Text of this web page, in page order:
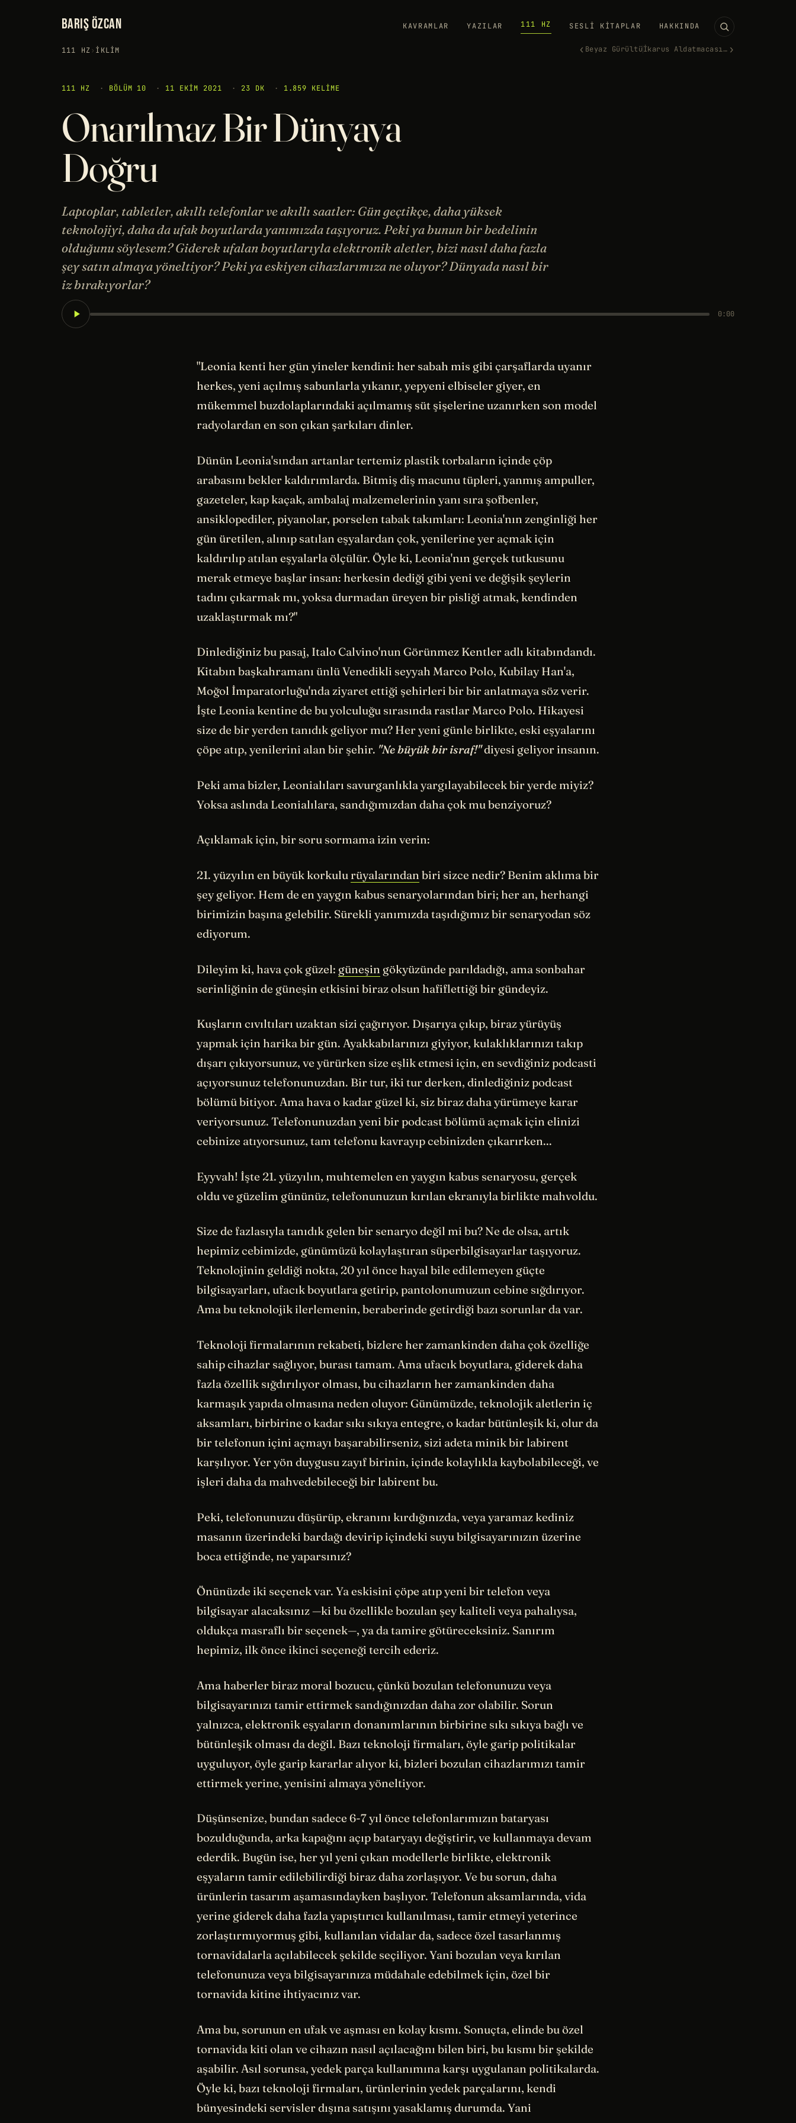
BARIŞ ÖZCAN KAVRAMLAR YAZILAR 111 HZ SESLI KITAPLAR HAKKINDA
111 HZ› İKLIM ‹ Beyaz Gürültü İkarus Aldatmacası: Yüksekten… ›
111 HZ · BÖLÜM 10 · 11 EKIM 2021 · 23 DK · 1.859 KELIME
Onarılmaz Bir Dünyaya
Doğru
Laptoplar, tabletler, akıllı telefonlar ve akıllı saatler: Gün geçtikçe, daha yüksek
teknolojiyi, daha da ufak boyutlarda yanımızda taşıyoruz. Peki ya bunun bir bedelinin
olduğunu söylesem? Giderek ufalan boyutlarıyla elektronik aletler, bizi nasıl daha fazla
şey satın almaya yöneltiyor? Peki ya eskiyen cihazlarımıza ne oluyor? Dünyada nasıl bir
iz bırakıyorlar?
0:00
"Leonia kenti her gün yineler kendini: her sabah mis gibi çarşaflarda uyanır
herkes, yeni açılmış sabunlarla yıkanır, yep­yeni elbiseler giyer, en
mükemmel buzdolaplarındaki açılma­mış süt şişelerine uzanırken son model
radyolardan en son çıkan şarkıları dinler.
Dünün Leonia'sından artanlar tertemiz plastik torbaların içinde çöp
arabasını bekler kaldırımlarda. Bitmiş diş macunu tüpleri, yanmış ampuller,
gazeteler, kap kaçak, ambalaj malze­melerinin yanı sıra şofbenler,
ansiklopediler, piyanolar, porse­len tabak takımları: Leonia'nın zenginliği her
gün üretilen, alı­nıp satılan eşyalardan çok, yenilerine yer açmak için
kaldırılıp atılan eşyalarla ölçülür. Öyle ki, Leonia'nın gerçek tutkusunu
merak etmeye başlar insan: herkesin dediği gibi yeni ve değişik şeylerin
tadını çıkarmak mı, yoksa durmadan üreyen bir pisliği atmak, kendinden
uzaklaştırmak mı?"
Dinlediğiniz bu pasaj, Italo Calvino'nun Görünmez Kentler adlı kitabındandı.
Kitabın başkahramanı ünlü Venedikli seyyah Marco Polo, Kubilay Han'a,
Moğol İmparatorluğu'nda ziyaret ettiği şehirleri bir bir anlatmaya söz verir.
İşte Leonia kentine de bu yolculuğu sırasında rastlar Marco Polo. Hikayesi
size de bir yerden tanıdık geliyor mu? Her yeni günle birlikte, eski eşyalarını
çöpe atıp, yenilerini alan bir şehir. "Ne büyük bir israf!"diyesi geliyor insanın.
Peki ama bizler, Leonialıları savurganlıkla yargılayabilecek bir yerde miyiz?
Yoksa aslında Leonialılara, sandığımızdan daha çok mu benziyoruz?
Açıklamak için, bir soru sormama izin verin:
21. yüzyılın en büyük korkulu rüyalarından biri sizce nedir? Benim aklıma bir
şey geliyor. Hem de en yaygın kabus senaryolarından biri; her an, herhangi
birimizin başına gelebilir. Sürekli yanımızda taşıdığımız bir senaryodan söz
ediyorum.
Dileyim ki, hava çok güzel: güneşin gökyüzünde parıldadığı, ama sonbahar
serinliğinin de güneşin etkisini biraz olsun hafiflettiği bir gündeyiz.
Kuşların cıvıltıları uzaktan sizi çağırıyor. Dışarıya çıkıp, biraz yürüyüş
yapmak için harika bir gün. Ayakkabılarınızı giyiyor, kulaklıklarınızı takıp
dışarı çıkıyorsunuz, ve yürürken size eşlik etmesi için, en sevdiğiniz podcasti
açıyorsunuz telefonunuzdan. Bir tur, iki tur derken, dinlediğiniz podcast
bölümü bitiyor. Ama hava o kadar güzel ki, siz biraz daha yürümeye karar
veriyorsunuz. Telefonunuzdan yeni bir podcast bölümü açmak için elinizi
cebinize atıyorsunuz, tam telefonu kavrayıp cebinizden çıkarırken...
Eyyvah! İşte 21. yüzyılın, muhtemelen en yaygın kabus senaryosu, gerçek
oldu ve güzelim gününüz, telefonunuzun kırılan ekranıyla birlikte mahvoldu.
Size de fazlasıyla tanıdık gelen bir senaryo değil mi bu? Ne de olsa, artık
hepimiz cebimizde, günümüzü kolaylaştıran süperbilgisayarlar taşıyoruz.
Teknolojinin geldiği nokta, 20 yıl önce hayal bile edilemeyen güçte
bilgisayarları, ufacık boyutlara getirip, pantolonumuzun cebine sığdırıyor.
Ama bu teknolojik ilerlemenin, beraberinde getirdiği bazı sorunlar da var.
Teknoloji firmalarının rekabeti, bizlere her zamankinden daha çok özelliğe
sahip cihazlar sağlıyor, burası tamam. Ama ufacık boyutlara, giderek daha
fazla özellik sığdırılıyor olması, bu cihazların her zamankinden daha
karmaşık yapıda olmasına neden oluyor: Günümüzde, teknolojik aletlerin iç
aksamları, birbirine o kadar sıkı sıkıya entegre, o kadar bütünleşik ki, olur da
bir telefonun içini açmayı başarabilirseniz, sizi adeta minik bir labirent
karşılıyor. Yer yön duygusu zayıf birinin, içinde kolaylıkla kaybolabileceği, ve
işleri daha da mahvedebileceği bir labirent bu.
Peki, telefonunuzu düşürüp, ekranını kırdığınızda, veya yaramaz kediniz
masanın üzerindeki bardağı devirip içindeki suyu bilgisayarınızın üzerine
boca ettiğinde, ne yaparsınız?
Önünüzde iki seçenek var. Ya eskisini çöpe atıp yeni bir telefon veya
bilgisayar alacaksınız —ki bu özellikle bozulan şey kaliteli veya pahalıysa,
oldukça masraflı bir seçenek—, ya da tamire götüreceksiniz. Sanırım
hepimiz, ilk önce ikinci seçeneği tercih ederiz.
Ama haberler biraz moral bozucu, çünkü bozulan telefonunuzu veya
bilgisayarınızı tamir ettirmek sandığınızdan daha zor olabilir. Sorun
yalnızca, elektronik eşyaların donanımlarının birbirine sıkı sıkıya bağlı ve
bütünleşik olması da değil. Bazı teknoloji firmaları, öyle garip politikalar
uyguluyor, öyle garip kararlar alıyor ki, bizleri bozulan cihazlarımızı tamir
ettirmek yerine, yenisini almaya yöneltiyor.
Düşünsenize, bundan sadece 6-7 yıl önce telefonlarımızın bataryası
bozulduğunda, arka kapağını açıp bataryayı değiştirir, ve kullanmaya devam
ederdik. Bugün ise, her yıl yeni çıkan modellerle birlikte, elektronik
eşyaların tamir edilebilirdiği biraz daha zorlaşıyor. Ve bu sorun, daha
ürünlerin tasarım aşamasındayken başlıyor. Telefonun aksamlarında, vida
yerine giderek daha fazla yapıştırıcı kullanılması, tamir etmeyi yeterince
zorlaştırmıyormuş gibi, kullanılan vidalar da, sadece özel tasarlanmış
tornavidalarla açılabilecek şekilde seçiliyor. Yani bozulan veya kırılan
telefonunuza veya bilgisayarınıza müdahale edebilmek için, özel bir
tornavida kitine ihtiyacınız var.
Ama bu, sorunun en ufak ve aşması en kolay kısmı. Sonuçta, elinde bu özel
tornavida kiti olan ve cihazın nasıl açılacağını bilen biri, bu kısmı bir şekilde
aşabilir. Asıl sorunsa, yedek parça kullanımına karşı uygulanan politikalarda.
Öyle ki, bazı teknoloji firmaları, ürünlerinin yedek parçalarını, kendi
bünyesindeki servisler dışına satışını yasaklamış durumda. Yani